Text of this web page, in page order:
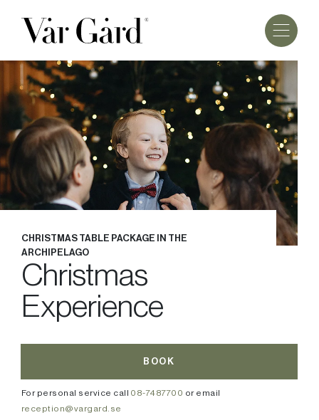
CHRISTMAS TABLE PACKAGE IN THE
ARCHIPELAGO
Christmas
Experience
BOOK
For personal service call 08-7487700 or email
reception@vargard.se